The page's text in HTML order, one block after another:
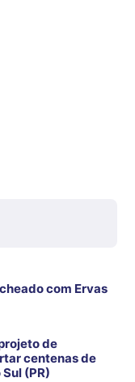
com Ervas
de
centenas de
(PR)